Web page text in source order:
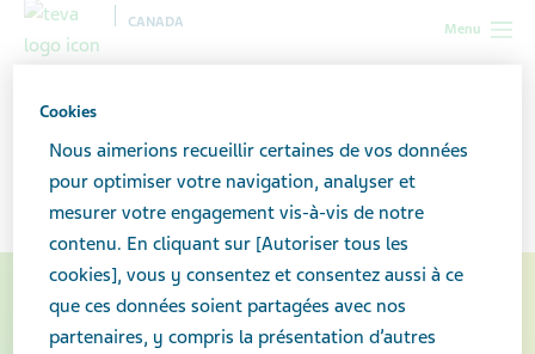
Menu
CANADA
Notre histoire
Cookies
Nous aimerions recueillir certaines de vos données
pour optimiser votre navigation, analyser et
mesurer votre engagement vis-à-vis de notre
contenu. En cliquant sur [Autoriser tous les
cookies], vous y consentez et consentez aussi à ce
que ces données soient partagées avec nos
partenaires, y compris la présentation d’autres